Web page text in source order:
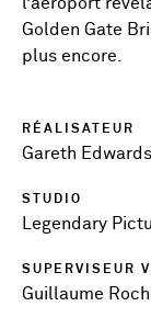
Golden Gate
plus encore.
RÉALISATEUR
Gareth Edwards
STUDIO
Legendary
SUPERVISEUR
Guillaume